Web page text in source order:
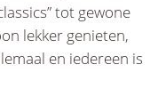
tot gewone
lekker genieten,
en iedereen is